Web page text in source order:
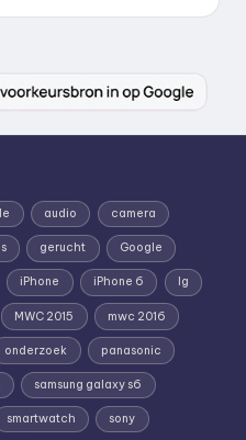
audio camera
gerucht Google
iPhone iPhone 6 lg
MWC 2015 mwc 2016
onderzoek panasonic
samsung galaxy s6
smartwatch sony